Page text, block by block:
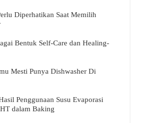
Diperhatikan Saat Memilih
Bentuk Self-Care dan Healing-
Mesti Punya Dishwasher Di
Penggunaan Susu Evaporasi
dalam Baking